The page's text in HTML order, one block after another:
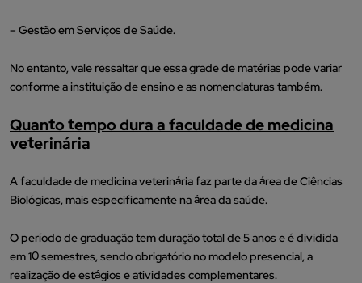
– Gestão em Serviços de Saúde.
No entanto, vale ressaltar que essa grade de matérias pode variar
conforme a instituição de ensino e as nomenclaturas também.
Quanto tempo dura a faculdade de medicina
veterinária
A faculdade de medicina veterinária faz parte da área de Ciências
Biológicas, mais especificamente na área da saúde.
O período de graduação tem duração total de 5 anos e é dividida
em 10 semestres, sendo obrigatório no modelo presencial, a
realização de estágios e atividades complementares.